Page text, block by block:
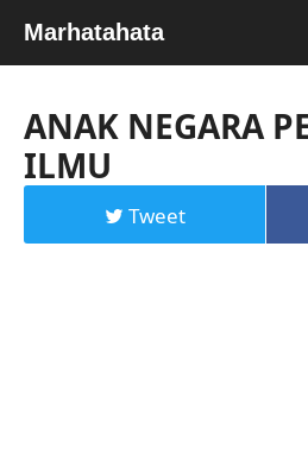
SkipMarhatahata
ANAK NEGARA
ILMU
Tweet